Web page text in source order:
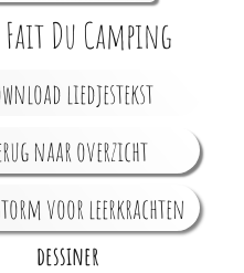
Du Camping
liedjestekst
naar overzicht
voor leerkrachten
dessiner